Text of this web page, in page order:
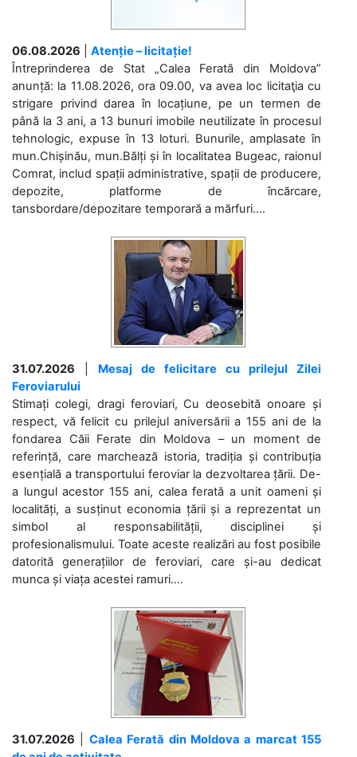
06.08.2026
Atenție – licitație!
Întreprinderea de Stat „Calea Ferată din Moldova”
anunță: la 11.08.2026, ora 09.00, va avea loc licitaţia cu
strigare privind darea în locațiune, pe un termen de
până la 3 ani, a 13 bunuri imobile neutilizate în procesul
tehnologic, expuse în 13 loturi. Bunurile, amplasate în
mun.Chișinău, mun.Bălți și în localitatea Bugeac, raionul
Comrat, includ spații administrative, spații de producere,
depozite, platforme de încărcare,
tansbordare/depozitare temporară a mărfuri....
31.07.2026
Mesaj de felicitare cu prilejul Zilei
Feroviarului
Stimați colegi, dragi feroviari, Cu deosebită onoare și
respect, vă felicit cu prilejul aniversării a 155 ani de la
fondarea Căii Ferate din Moldova – un moment de
referință, care marchează istoria, tradiția și contribuția
esențială a transportului feroviar la dezvoltarea țării. De-
a lungul acestor 155 ani, calea ferată a unit oameni și
localități, a susținut economia țării și a reprezentat un
simbol al responsabilității, disciplinei și
profesionalismului. Toate aceste realizări au fost posibile
datorită generațiilor de feroviari, care și-au dedicat
munca și viața acestei ramuri....
31.07.2026
Calea Ferată din Moldova a marcat 155